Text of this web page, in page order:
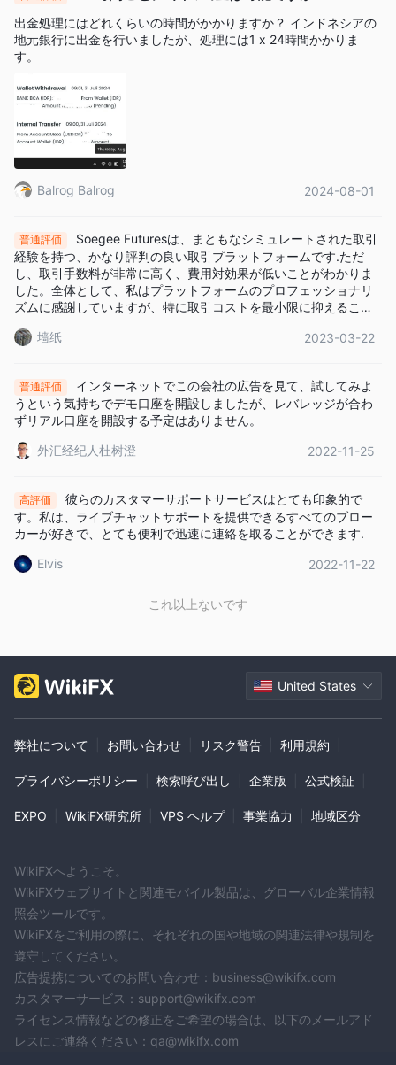
出金処理にはどれくらいの時間がかかりますか？ インドネシアの
地元銀行に出金を行いましたが、処理には1 x 24時間かかりま
す。
Balrog Balrog 2024-08-01
普通評価
Soegee Futuresは、まともなシミュレートされた取引
経験を持つ、かなり評判の良い取引プラットフォームです.ただ
し、取引手数料が非常に高く、費用対効果が低いことがわかりま
した。全体として、私はプラットフォームのプロフェッショナリ
ズムに感謝していますが、特に取引コストを最小限に抑えること
オプションを検討することをお勧めします.
墙纸 2023-03-22
普通評価
インターネットでこの会社の広告を見て、試してみよ
うという気持ちでデモ口座を開設しましたが、レバレッジが合わ
ずリアル口座を開設する予定はありません。
外汇经纪人杜树澄
2022-11-25
高評価
彼らのカスタマーサポートサービスはとても印象的で
す。私は、ライブチャットサポートを提供できるすべてのブロー
カーが好きで、とても便利で迅速に連絡を取ることができます.
Elvis
2022-11-22
これ以上ないです
United States
弊社について お問い合わせ リスク警告 利用規約
プライバシーポリシー 検索呼び出し 企業版 公式検証
EXPO WikiFX研究所 VPS ヘルプ 事業協力 地域区分
WikiFXへようこそ。
WikiFXウェブサイトと関連モバイル製品は、グローバル企業情報
照会ツールです。
WikiFXをご利用の際に、それぞれの国や地域の関連法律や規制を
遵守してください。
広告提携についてのお問い合わせ：business@wikifx.com
カスタマーサービス：support@wikifx.com
ライセンス情報などの修正をご希望の場合は、以下のメールアド
レスにご連絡ください：qa@wikifx.com